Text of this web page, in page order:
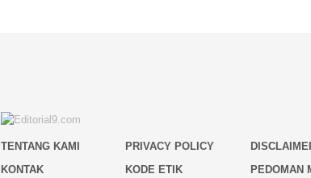
TENTANG KAMI PRIVACY POLICY
KONTAK
KODE ETIK PEDOMAN